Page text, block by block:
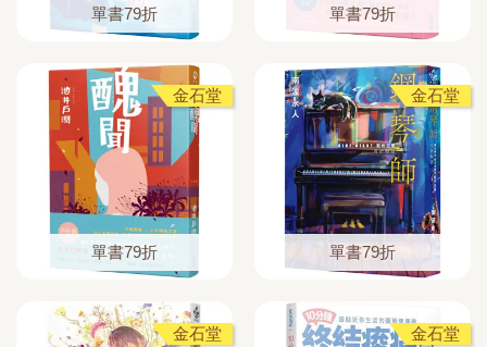
單書79折 單書79折
金石堂
單書79折
金石堂
單書79折
金石堂 金石堂